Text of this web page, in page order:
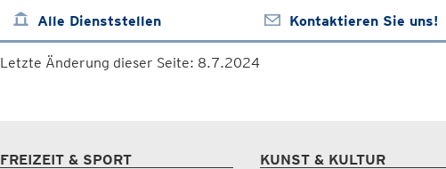
Alle Dienststellen Kontaktieren Sie uns!
Letzte Änderung dieser Seite: 8.7.2024
FREIZEIT & SPORT KUNST & KULTUR